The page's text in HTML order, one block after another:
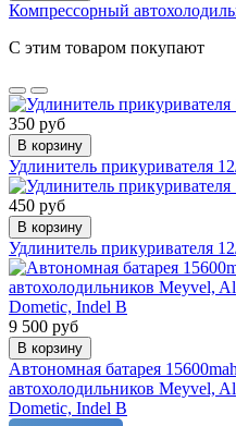
Компрессорный
С этим товаром покупают
350 руб
В корзину
Удлинитель прикуривателя
450 руб
В корзину
Удлинитель прикуривателя
9 500 руб
В корзину
Автономная батарея
автохолодильников Meyvel,
Dometic, Indel B